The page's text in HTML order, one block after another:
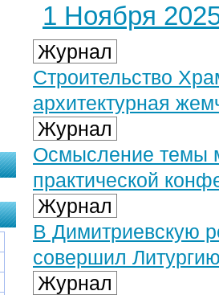
1 Ноября
Журнал
Строительство
архитектурная
Журнал
Осмысление темы
практической
Журнал
В Димитриевскую
совершил
Журнал